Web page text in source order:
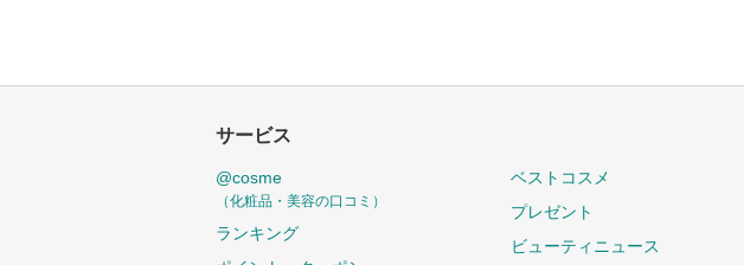
サービス
@cosme
（化粧品・美容の口コミ）
ランキング
ベストコスメ
プレゼント
ビューティニュース